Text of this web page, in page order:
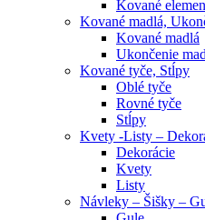
Kované
Kované madlá,
Kované madlá
Ukončenie
Kované tyče, Stĺpy
Oblé tyče
Rovné tyče
Stĺpy
Kvety -Listy –
Dekorácie
Kvety
Listy
Návleky – Šišky –